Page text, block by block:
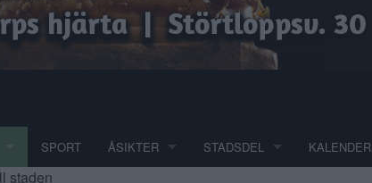
SPORT ÅSIKTER STADSDEL KALENDER